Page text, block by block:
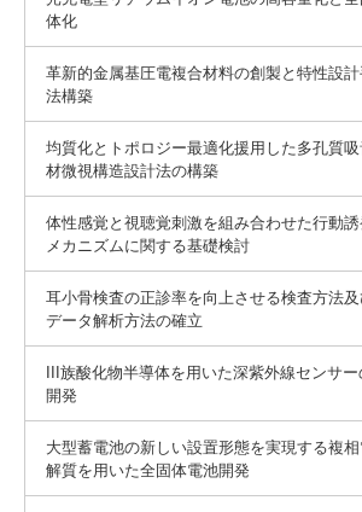
体化
革新的金属基圧電複合材料の創製と特性設
法構築
均質化とトポロジー最適化援用した多孔質
材微視構造設計法の構築
体性感覚と視聴覚刺激を組み合わせた行動誘
メカニズムに関する基礎検討
耳小骨検査の正診率を向上させる検査方法
データ解析方法の確立
III族酸化物半導体を用いた深紫外線センサー
開発
大型蓄電池の新しい設置形態を実現する複
解質を用いた全固体電池開発